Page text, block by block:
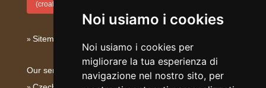
Noi usiamo i cookies
Noi usiamo i cookies per
migliorare la tua esperienza di
navigazione nel nostro sito, per
(croato)
Sitemap
Our servers: